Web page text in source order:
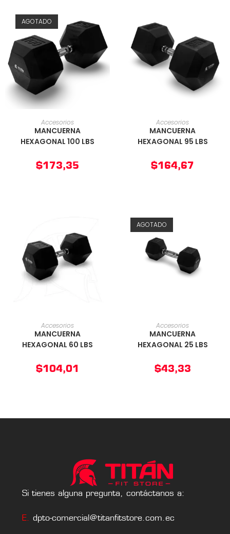
AGOTADO
AÑADIR AL CARRITO
Accesorios
MANCUERNA
HEXAGONAL 100 LBS
$173,35
AÑADIR AL CARRITO
Accesorios
MANCUERNA
HEXAGONAL 95 LBS
$164,67
AÑADIR AL CARRITO
Accesorios
MANCUERNA
HEXAGONAL 60 LBS
$104,01
AGOTADO
AÑADIR AL CARRITO
Accesorios
MANCUERNA
HEXAGONAL 25 LBS
$43,33
Si tienes alguna pregunta, contáctanos a:
E. dpto-comercial@titanfitstore.com.ec